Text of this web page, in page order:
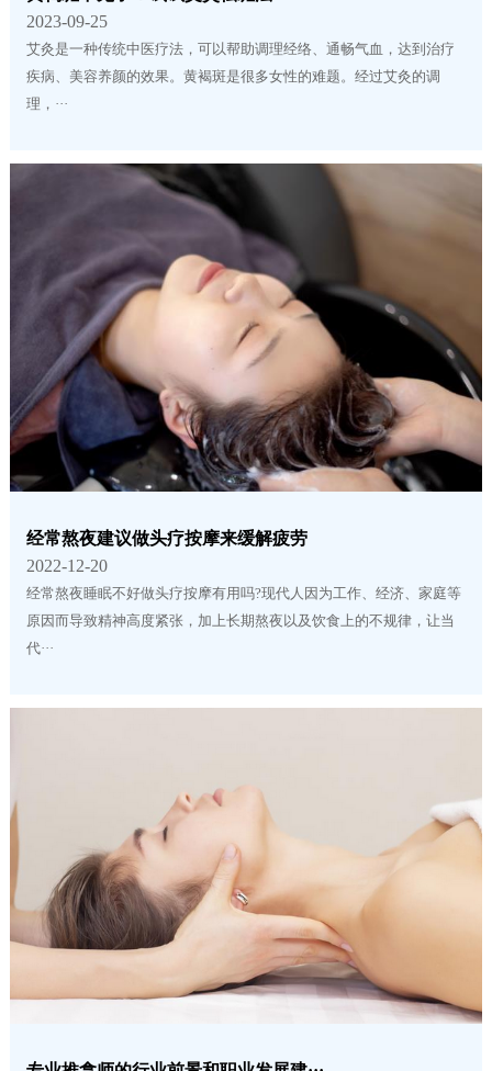
2023-09-25
艾灸是一种传统中医疗法，可以帮助调理经络、通畅气血，达到治疗
疾病、美容养颜的效果。黄褐斑是很多女性的难题。经过艾灸的调
理，···
经常熬夜建议做头疗按摩来缓解疲劳
2022-12-20
经常熬夜睡眠不好做头疗按摩有用吗?现代人因为工作、经济、家庭等
原因而导致精神高度紧张，加上长期熬夜以及饮食上的不规律，让当
代···